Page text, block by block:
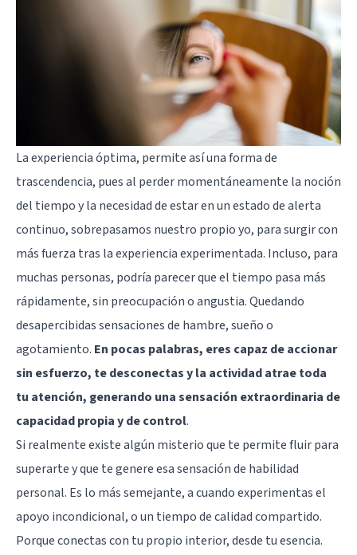
La experiencia óptima, permite así una forma de
trascendencia, pues al perder momentáneamente la noción
del tiempo y la necesidad de estar en un estado de alerta
continuo, sobrepasamos nuestro propio yo, para surgir con
más fuerza tras la experiencia experimentada. Incluso, para
muchas personas, podría parecer que el tiempo pasa más
rápidamente, sin preocupación o angustia. Quedando
desapercibidas sensaciones de hambre, sueño o
agotamiento. En pocas palabras, eres capaz de accionar
sin esfuerzo, te desconectas y la actividad atrae toda
tu atención, generando una sensación extraordinaria de
capacidad propia y de control.
Si realmente existe algún misterio que te permite fluir para
superarte y que te genere esa sensación de habilidad
personal. Es lo más semejante, a cuando experimentas el
apoyo incondicional, o un tiempo de calidad compartido.
Porque conectas con tu propio interior, desde tu esencia.